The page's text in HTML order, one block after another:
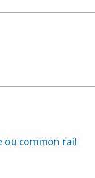
ou common rail